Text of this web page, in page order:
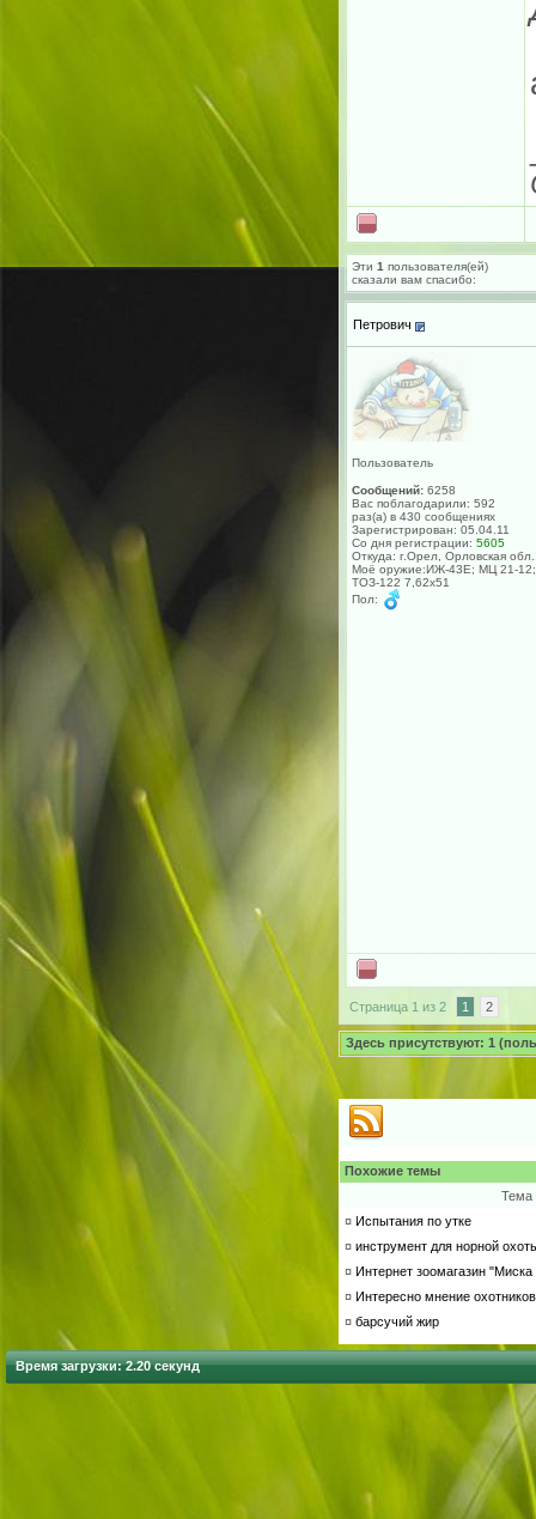
Эти 1 пользователя(ей)
сказали вам cпасибо:
Петрович
Пользователь
Сообщений: 6258
Вас поблагодарили: 592
раз(а) в 430 сообщениях
Зарегистрирован: 05.04.11
Со дня регистрации: 5605
Откуда: г.Орел, Орловская
Моё оружие:ИЖ-43Е; МЦ 21-12;
ТОЗ-122 7,62х51
Пол:
Страница 1 из 2 1 2
Здесь присутствуют: 1
Похожие темы
Тема
¤ Испытания по утке
¤ инструмент для норной
¤ Интернет зоомагазин
¤ Интересно мнение охотников
¤ барсучий жир
Время загрузки: 2.20 секунд